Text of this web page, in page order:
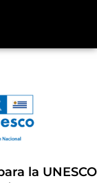
la UNESCO